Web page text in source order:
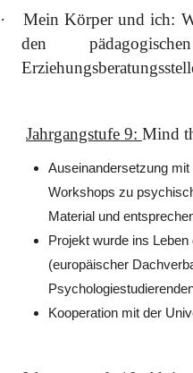
·
Mein Körper und ich:
den
Jahrgangstufe 9: Mind
Auseinandersetzung
Workshops zu
Material und
Projekt wurde ins
(europäischer
Kooperation mit der